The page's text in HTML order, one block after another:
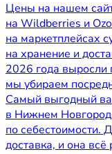
Цены на нашем
на Wildberries и
на маркетплейсах
на хранение и
2026 года выросли
мы убираем
Самый выгодный
в Нижнем
по себестоимости.
доставка, и она